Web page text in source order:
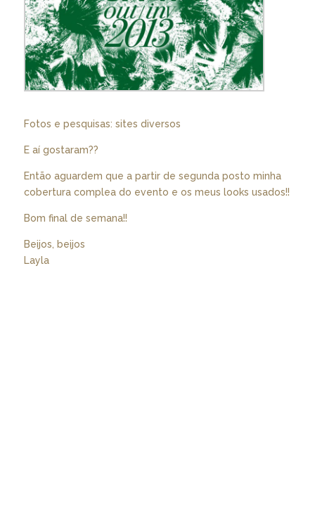
Fotos e pesquisas: sites diversos
E aí gostaram??
Então aguardem que a partir de segunda posto minha
cobertura complea do evento e os meus looks usados!!
Bom final de semana!!
Beijos, beijos
Layla